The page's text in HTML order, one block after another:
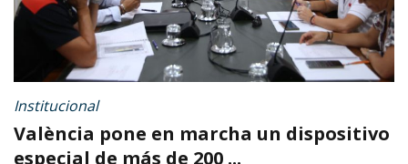
Institucional
València pone en marcha un dispositivo
especial de más de 200 ...